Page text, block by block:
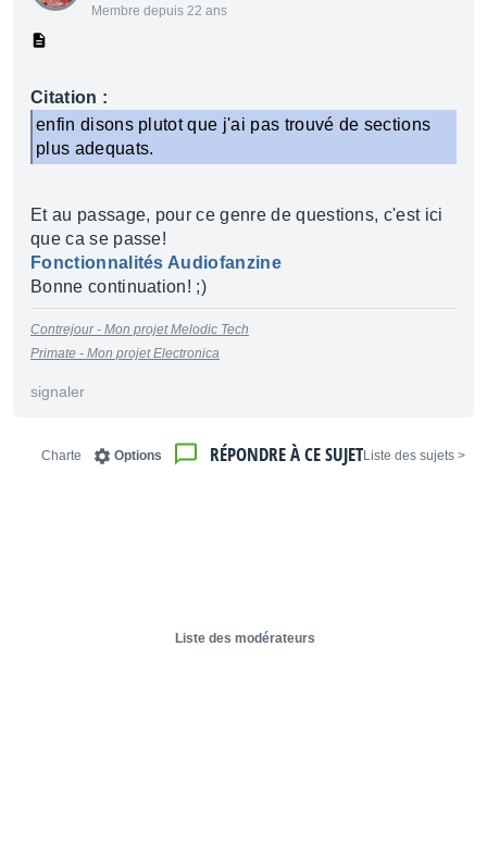
Membre depuis 22 ans
Citation :
enfin disons plutot que j'ai pas trouvé de sections
plus adequats.
Et au passage, pour ce genre de questions, c'est ici
que ca se passe!
Fonctionnalités Audiofanzine
Bonne continuation! ;)
Contrejour - Mon projet Melodic Tech
Primate - Mon projet Electronica
signaler
< Liste des sujets
RÉPONDRE À CE SUJET
Options
Charte
Liste des modérateurs